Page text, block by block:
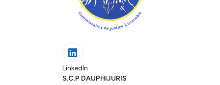
LinkedIn
S.C.P DAUPHIJURIS